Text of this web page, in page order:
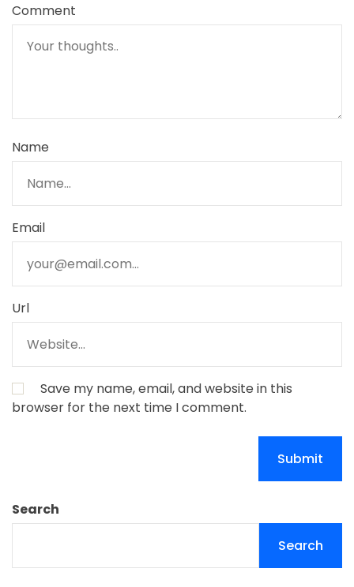
Comment
Name
Email
Url
Save my name, email, and website in this
browser for the next time I comment.
Search
Search